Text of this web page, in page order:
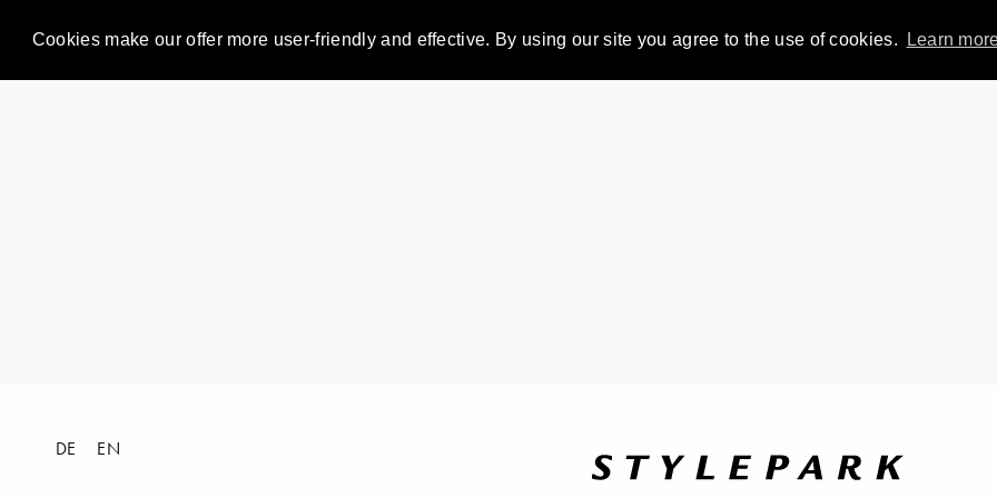
Cookies make our offer more user-friendly and effective. By using our site you agree to the use of cookies. Learn
DE EN